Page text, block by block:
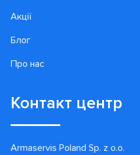
Акції
Блог
Про нас
Контакт центр
Armaservis Poland Sp. z o.o.